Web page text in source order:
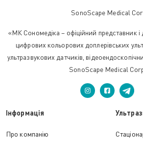
SonoScape Medical
«МК Сономедіка – офіційний представник і
цифрових кольорових доплерівських
ультразвукових датчиків,
SonoScape Medical
Інформація
Про компанію